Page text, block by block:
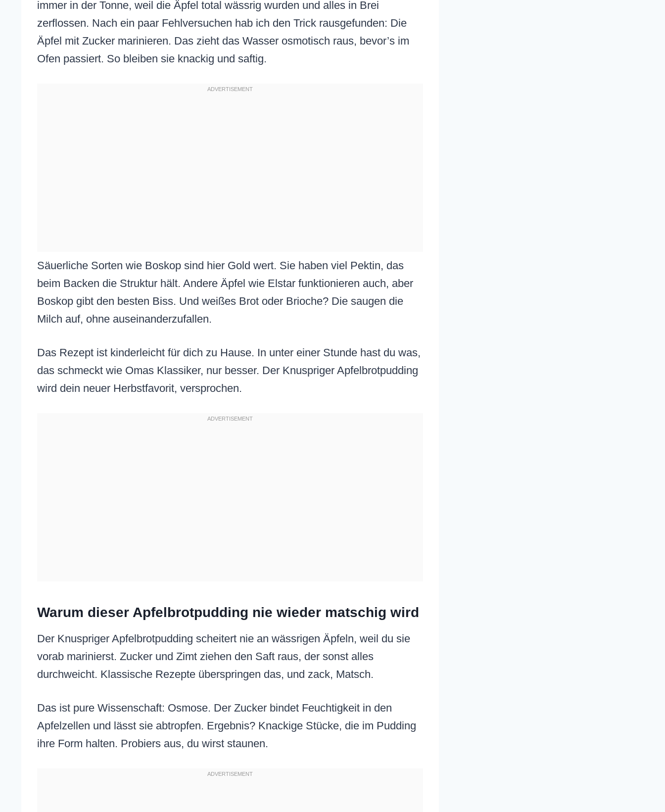
immer in der Tonne, weil die Äpfel total wässrig wurden und alles in Brei
zerflossen. Nach ein paar Fehlversuchen hab ich den Trick rausgefunden: Die
Äpfel mit Zucker marinieren. Das zieht das Wasser osmotisch raus, bevor’s im
Ofen passiert. So bleiben sie knackig und saftig.
Säuerliche Sorten wie Boskop sind hier Gold wert. Sie haben viel Pektin, das
beim Backen die Struktur hält. Andere Äpfel wie Elstar funktionieren auch, aber
Boskop gibt den besten Biss. Und weißes Brot oder Brioche? Die saugen die
Milch auf, ohne auseinanderzufallen.
Das Rezept ist kinderleicht für dich zu Hause. In unter einer Stunde hast du was,
das schmeckt wie Omas Klassiker, nur besser. Der Knuspriger Apfelbrotpudding
wird dein neuer Herbstfavorit, versprochen.
Warum dieser Apfelbrotpudding nie wieder matschig wird
Der Knuspriger Apfelbrotpudding scheitert nie an wässrigen Äpfeln, weil du sie
vorab marinierst. Zucker und Zimt ziehen den Saft raus, der sonst alles
durchweicht. Klassische Rezepte überspringen das, und zack, Matsch.
Das ist pure Wissenschaft: Osmose. Der Zucker bindet Feuchtigkeit in den
Apfelzellen und lässt sie abtropfen. Ergebnis? Knackige Stücke, die im Pudding
ihre Form halten. Probiers aus, du wirst staunen.